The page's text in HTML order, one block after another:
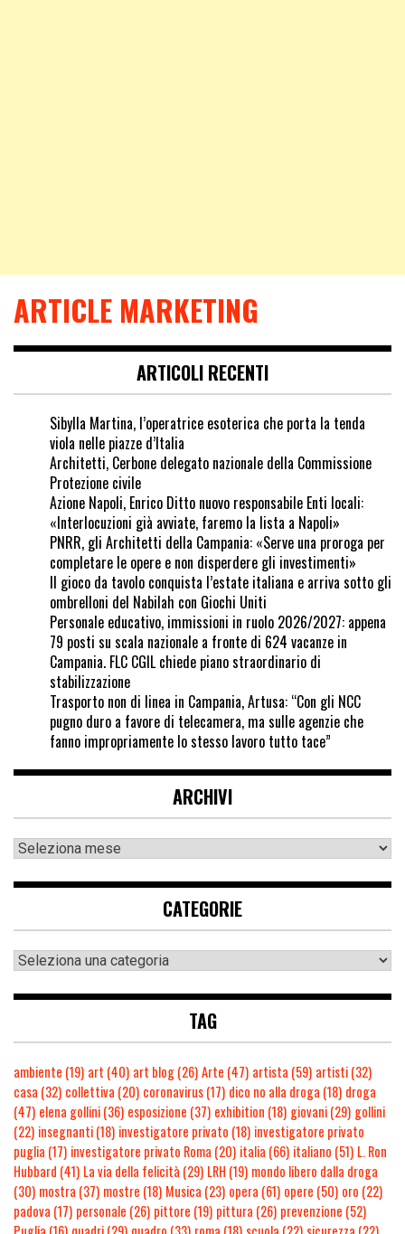
ARTICLE MARKETING
ARTICOLI RECENTI
Sibylla Martina, l’operatrice esoterica che porta la tenda
viola nelle piazze d’Italia
Architetti, Cerbone delegato nazionale della Commissione
Protezione civile
Azione Napoli, Enrico Ditto nuovo responsabile Enti locali:
«Interlocuzioni già avviate, faremo la lista a Napoli»
PNRR, gli Architetti della Campania: «Serve una proroga per
completare le opere e non disperdere gli investimenti»
Il gioco da tavolo conquista l’estate italiana e arriva sotto gli
ombrelloni del Nabilah con Giochi Uniti
Personale educativo, immissioni in ruolo 2026/2027: appena
79 posti su scala nazionale a fronte di 624 vacanze in
Campania. FLC CGIL chiede piano straordinario di
stabilizzazione
Trasporto non di linea in Campania, Artusa: “Con gli NCC
pugno duro a favore di telecamera, ma sulle agenzie che
fanno impropriamente lo stesso lavoro tutto tace”
ARCHIVI
CATEGORIE
TAG
ambiente (19) art (40) art blog(26)Arte (47) artista (59) artisti(32)
casa (32) collettiva (20) coronavirus(17) dico no alla droga (18) droga
(47) elena gollini(36) esposizione (37) exhibition (18) giovani(29) gollini
(22) insegnanti(18) investigatore privato (18) investigatore privato
puglia (17) investigatore privato Roma (20) italia (66) italiano (51) L. Ron
Hubbard (41) La via della felicità (29) LRH (19) mondo libero dalla droga
(30) mostra (37) mostre (18) Musica (23) opera (61) opere (50) oro (22)
padova (17) personale (26) pittore (19) pittura (26) prevenzione (52)